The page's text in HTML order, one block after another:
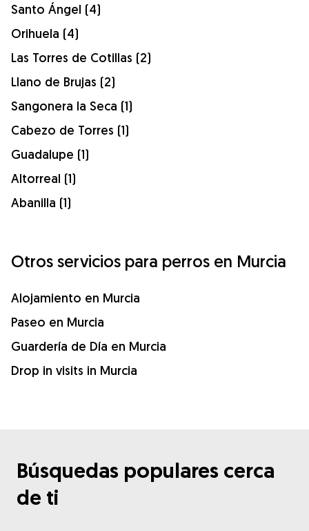
Santo Ángel (4)
Orihuela (4)
Las Torres de Cotillas (2)
Llano de Brujas (2)
Sangonera la Seca (1)
Cabezo de Torres (1)
Guadalupe (1)
Altorreal (1)
Abanilla (1)
Otros servicios para perros en Murcia
Alojamiento en Murcia
Paseo en Murcia
Guardería de Día en Murcia
Drop in visits in Murcia
Búsquedas populares cerca
de ti